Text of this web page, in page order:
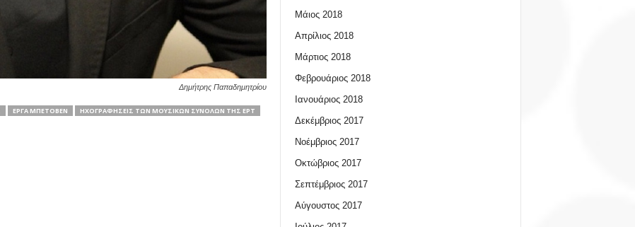
Δημήτρης Παπαδημητρίου
ΈΡΓΑ ΜΠΕΤΌΒΕΝ
ΗΧΟΓΡΑΦΉΣΕΙΣ ΤΩΝ ΜΟΥΣΙΚΏΝ ΣΥΝΌΛΩΝ ΤΗΣ ΕΡΤ
Μάιος 2018
Απρίλιος 2018
Μάρτιος 2018
Φεβρουάριος 2018
Ιανουάριος 2018
Δεκέμβριος 2017
Νοέμβριος 2017
Οκτώβριος 2017
Σεπτέμβριος 2017
Αύγουστος 2017